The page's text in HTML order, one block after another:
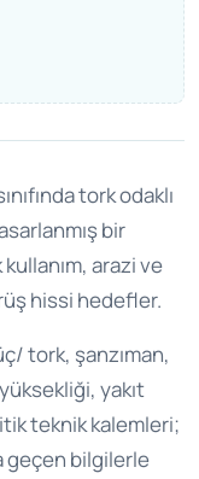
tork odaklı
bir
kullanım, arazi ve
hissi hedefler.
tork, şanzıman,
yakıt
teknik kalemleri;
geçen bilgilerle